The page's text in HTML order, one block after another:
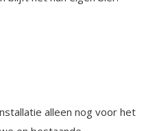
alleen nog voor het